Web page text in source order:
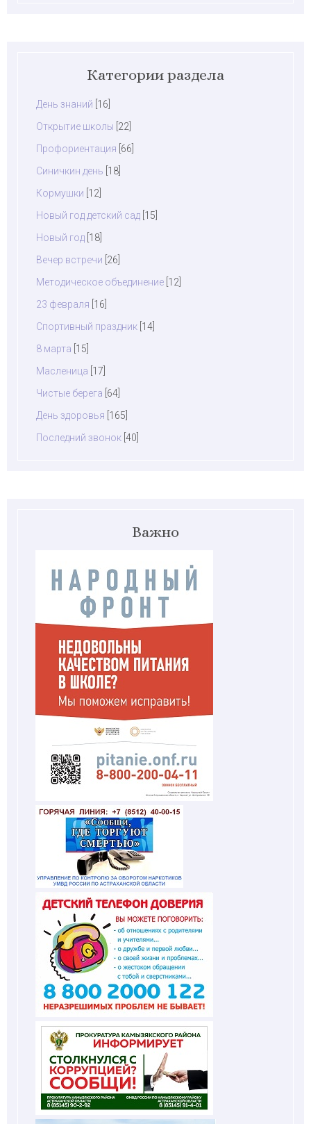
Категории раздела
День знаний [16]
Открытие школы [22]
Профориентация [66]
Синичкин день [18]
Кормушки [12]
Новый год детский сад [15]
Новый год [18]
Вечер встречи [26]
Методическое объединение [12]
23 февраля [16]
Спортивный праздник [14]
8 марта [15]
Масленица [17]
Чистые берега [64]
День здоровья [165]
Последний звонок [40]
Важно